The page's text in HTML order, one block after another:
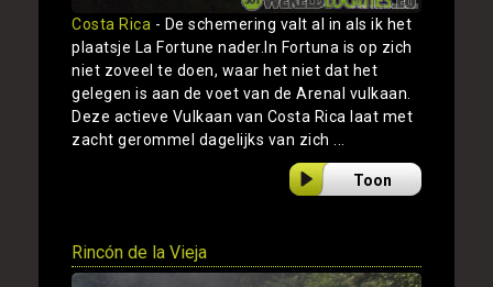
Costa Rica - De schemering valt al in als ik het
plaatsje La Fortune nader.In Fortuna is op zich
niet zoveel te doen, waar het niet dat het
gelegen is aan de voet van de Arenal vulkaan.
Deze actieve Vulkaan van Costa Rica laat met
zacht gerommel dagelijks van zich ...
Toon
Rincón de la Vieja